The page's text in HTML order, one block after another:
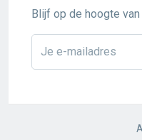
Blijf op de hoogte